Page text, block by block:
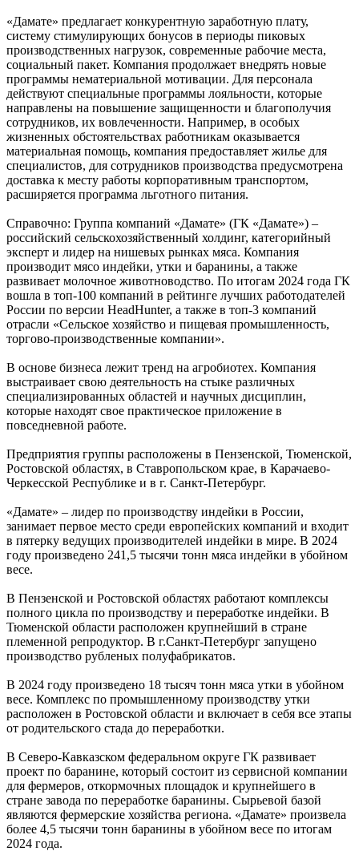
«Дамате» предлагает конкурентную заработную плату,
систему стимулирующих бонусов в периоды пиковых
производственных нагрузок, современные рабочие места,
социальный пакет. Компания продолжает внедрять новые
программы нематериальной мотивации. Для персонала
действуют специальные программы лояльности, которые
направлены на повышение защищенности и благополучия
сотрудников, их вовлеченности. Например, в особых
жизненных обстоятельствах работникам оказывается
материальная помощь, компания предоставляет жилье для
специалистов, для сотрудников производства предусмотрена
доставка к месту работы корпоративным транспортом,
расширяется программа льготного питания.
Справочно: Группа компаний «Дамате» (ГК «Дамате») –
российский сельскохозяйственный холдинг, категорийный
эксперт и лидер на нишевых рынках мяса. Компания
производит мясо индейки, утки и баранины, а также
развивает молочное животноводство. По итогам 2024 года ГК
вошла в топ-100 компаний в рейтинге лучших работодателей
России по версии HeadHunter, а также в топ-3 компаний
отрасли «Сельское хозяйство и пищевая промышленность,
торгово-производственные компании».
В основе бизнеса лежит тренд на агробиотех. Компания
выстраивает свою деятельность на стыке различных
специализированных областей и научных дисциплин,
которые находят свое практическое приложение в
повседневной работе.
Предприятия группы расположены в Пензенской, Тюменской,
Ростовской областях, в Ставропольском крае, в Карачаево-
Черкесской Республике и в г. Санкт-Петербург.
«Дамате» – лидер по производству индейки в России,
занимает первое место среди европейских компаний и входит
в пятерку ведущих производителей индейки в мире. В 2024
году произведено 241,5 тысячи тонн мяса индейки в убойном
весе.
В Пензенской и Ростовской областях работают комплексы
полного цикла по производству и переработке индейки. В
Тюменской области расположен крупнейший в стране
племенной репродуктор. В г.Санкт-Петербург запущено
производство рубленых полуфабрикатов.
В 2024 году произведено 18 тысяч тонн мяса утки в убойном
весе. Комплекс по промышленному производству утки
расположен в Ростовской области и включает в себя все этапы
от родительского стада до переработки.
В Северо-Кавказском федеральном округе ГК развивает
проект по баранине, который состоит из сервисной компании
для фермеров, откормочных площадок и крупнейшего в
стране завода по переработке баранины. Сырьевой базой
являются фермерские хозяйства региона. «Дамате» произвела
более 4,5 тысячи тонн баранины в убойном весе по итогам
2024 года.